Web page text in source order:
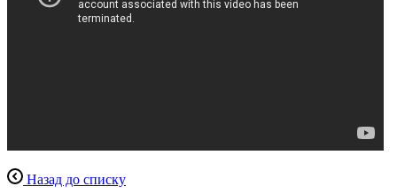
Назад до списку